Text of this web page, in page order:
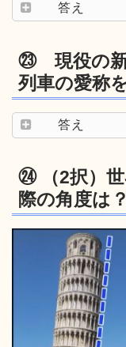
答え
㉓ 現役の
列車の愛称
答え
㉔ （2択）
際の角度は？